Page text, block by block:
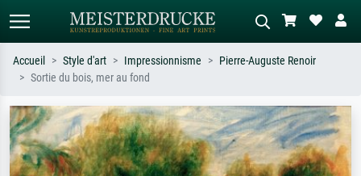
Recherchez par artiste, titre ou style –
ex. Monet, Nuit étoilée,
impressionnisme, vague de Hokusai,
nu.
Décrivez la scène – ex. prairie verte,
abstrait avec beaucoup de rouge,
tableau sombre, nu debout près d'un
arbre.
Accueil Style d'art Impressionnisme
Pierre-Auguste Renoir
Sortie du bois, mer au fond